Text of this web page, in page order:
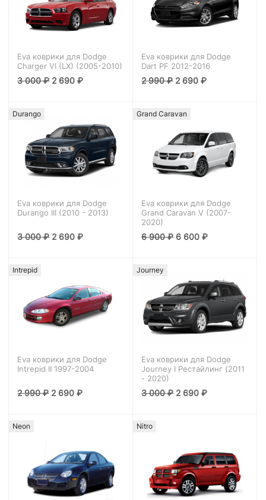
Eva коврики для Dodge
Charger VI (LX) (2005-2010)
3 000₽ 2 690₽
Eva коврики для Dodge
Dart PF 2012-2016
2 990₽ 2 690₽
Durango
Eva коврики для Dodge
Durango III (2010 - 2013)
3 000₽ 2 690₽
Grand Caravan
Eva коврики для Dodge
Grand Caravan V (2007-
2020)
6 900₽ 6 600₽
Intrepid
Eva коврики для Dodge
Intrepid II 1997-2004
2 990₽ 2 690₽
Journey
Eva коврики для Dodge
Journey I Рестайлинг (2011
- 2020)
3 000₽ 2 690₽
Neon Nitro